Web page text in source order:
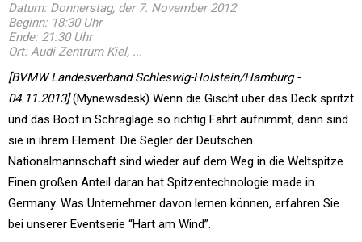
Datum: Donnerstag, der 7. November 2012
Beginn: 18:30 Uhr
Ende: 21:30 Uhr
Ort: Audi Zentrum Kiel, ...
[BVMW Landesverband Schleswig-Holstein/Hamburg -
04.11.2013](Mynewsdesk) Wenn die Gischt über das Deck spritzt
und das Boot in Schräglage so richtig Fahrt aufnimmt, dann sind
sie in ihrem Element: Die Segler der Deutschen
Nationalmannschaft sind wieder auf dem Weg in die Weltspitze.
Einen großen Anteil daran hat Spitzentechnologie made in
Germany. Was Unternehmer davon lernen können, erfahren Sie
bei unserer Eventserie “Hart am Wind”.